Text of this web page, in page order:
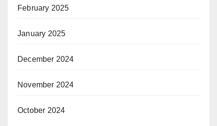
February 2025
January 2025
December 2024
November 2024
October 2024